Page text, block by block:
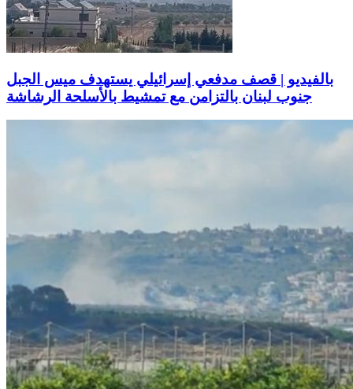
بالفيديو | قصف مدفعي إسرائيلي يستهدف ميس الجبل
جنوب لبنان بالتزامن مع تمشيط بالأسلحة الرشاشة